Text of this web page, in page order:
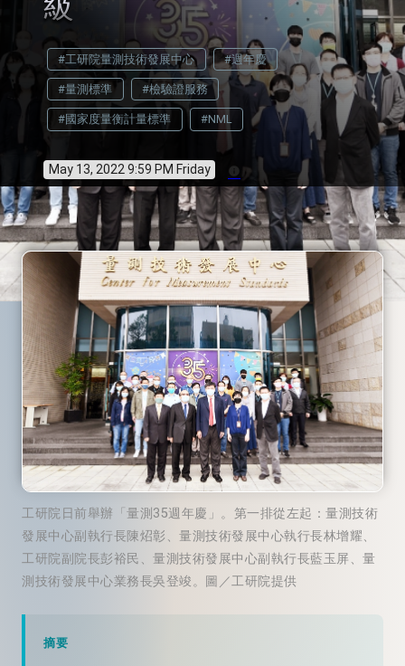
#工研院量測技術發展中心 #週年慶
#量測標準 #檢驗證服務
#國家度量衡計量標準 #NML
May 13, 2022 9:59 PM Friday info
工研院日前舉辦「量測35週年慶」。第一排從左起：量測技術
發展中心副執行長陳炤彰、量測技術發展中心執行長林增耀、
工研院副院長彭裕民、量測技術發展中心副執行長藍玉屏、量
測技術發展中心業務長吳登竣。圖／工研院提供
摘要